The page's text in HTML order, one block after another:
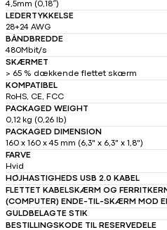
4,5mm (0,18″)
LEDERTYKKELSE
28+24 AWG
BÅNDBREDDE
480Mbit/s
SKÆRMET
> 65 % dækkende flettet skærm
KOMPATIBEL
RoHS, CE, FCC
PACKAGED WEIGHT
0,12 kg (0,26 lb)
PACKAGED DIMENSION
160 x 160 x 45 mm (6,3" x 6,3" x 1,8")
FARVE
Hvid
HØJHASTIGHEDS USB 2.0 KABEL
FLETTET KABELSKÆRM OG
(COMPUTER) ENDE-TIL-SKÆRM MOD
GULDBELAGTE STIK
BESTILLINGSKODE TIL RESERVEDELE